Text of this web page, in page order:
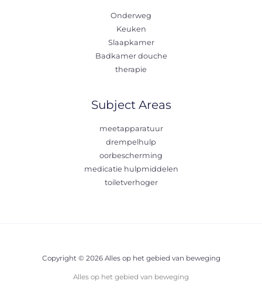
Onderweg
Keuken
Slaapkamer
Badkamer douche
therapie
Subject Areas
meetapparatuur
drempelhulp
oorbescherming
medicatie hulpmiddelen
toiletverhoger
Copyright © 2026 Alles op het gebied van beweging
Alles op het gebied van beweging